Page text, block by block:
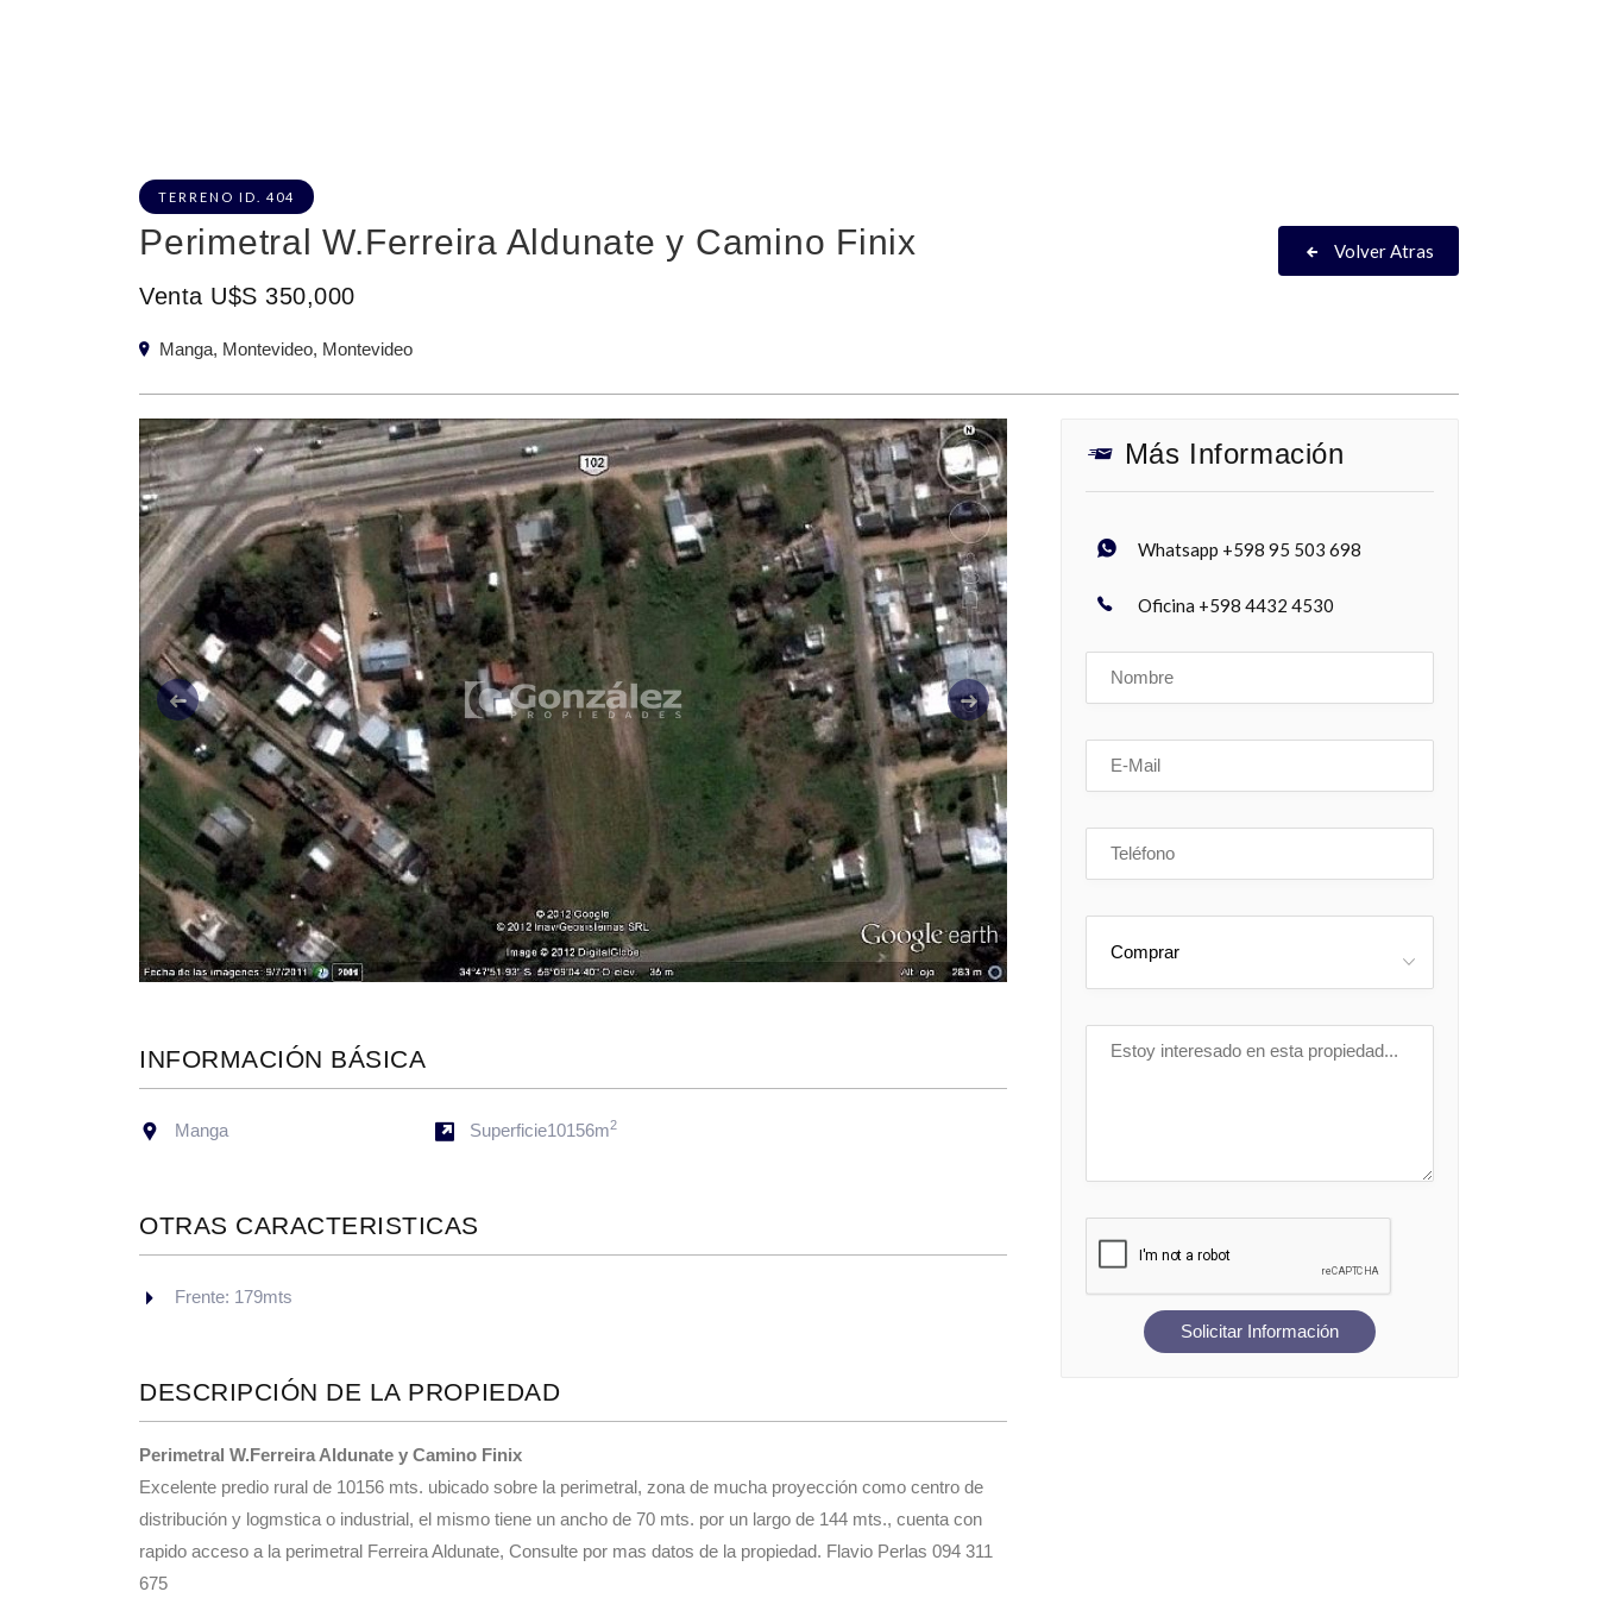
TERRENO ID. 404
Perimetral W.Ferreira Aldunate y Camino Finix
Venta U$S 350,000
Manga, Montevideo, Montevideo
Volver Atras
Anterior Siguiente
INFORMACIÓN BÁSICA
Manga Superficie10156m2
OTRAS CARACTERISTICAS
Frente: 179mts
DESCRIPCIÓN DE LA PROPIEDAD
Perimetral W.Ferreira Aldunate y Camino Finix
Excelente predio rural de 10156 mts. ubicado sobre la perimetral, zona de mucha proyección como centro de
distribución y logmstica o industrial, el mismo tiene un ancho de 70 mts. por un largo de 144 mts., cuenta con
rapido acceso a la perimetral Ferreira Aldunate, Consulte por mas datos de la propiedad. Flavio Perlas 094 311
675
Más Información
Whatsapp +598 95 503 698
Oficina +598 4432 4530
Comprar
Solicitar Información